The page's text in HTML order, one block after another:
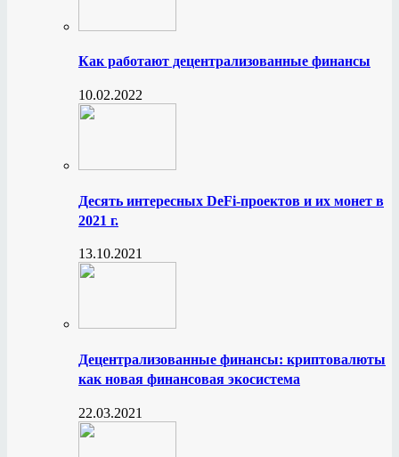
Как работают децентрализованные финансы
10.02.2022
Десять интересных DeFi-проектов и их монет в
2021 г.
13.10.2021
Децентрализованные финансы: криптовалюты
как новая финансовая экосистема
22.03.2021